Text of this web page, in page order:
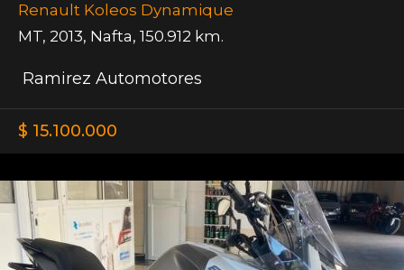
Renault Koleos Dynamique
MT, 2013, Nafta, 150.912 km.
Ramirez Automotores
$ 15.100.000